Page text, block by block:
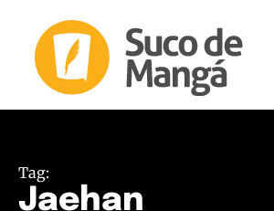
Tag:
Jaehan